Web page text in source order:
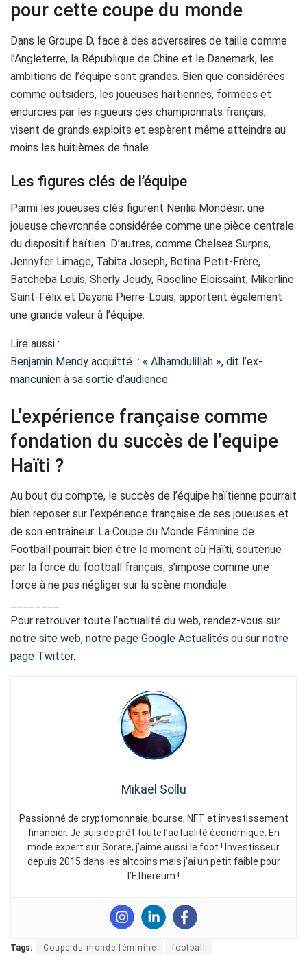
pour cette coupe du monde
Dans le Groupe D, face à des adversaires de taille comme
l’Angleterre, la République de Chine et le Danemark, les
ambitions de l’équipe sont grandes. Bien que considérées
comme outsiders, les joueuses haïtiennes, formées et
endurcies par les rigueurs des championnats français,
visent de grands exploits et espèrent même atteindre au
moins les huitièmes de finale.
Les figures clés de l’équipe
Parmi les joueuses clés figurent Nerilia Mondésir, une
joueuse chevronnée considérée comme une pièce centrale
du dispositif haïtien. D’autres, comme Chelsea Surpris,
Jennyfer Limage, Tabita Joseph, Betina Petit-Frère,
Batcheba Louis, Sherly Jeudy, Roseline Eloissaint, Mikerline
Saint-Félix et Dayana Pierre-Louis, apportent également
une grande valeur à l’équipe.
Lire aussi :
Benjamin Mendy acquitté : « Alhamdulillah », dit l’ex-
mancunien à sa sortie d’audience
L’expérience française comme
fondation du succès de l’equipe
Haïti ?
Au bout du compte, le succès de l’équipe haïtienne pourrait
bien reposer sur l’expérience française de ses joueuses et
de son entraîneur. La Coupe du Monde Féminine de
Football pourrait bien être le moment où Haïti, soutenue
par la force du football français, s’impose comme une
force à ne pas négliger sur la scène mondiale.
Pour retrouver toute l’actualité du web, rendez-vous sur
notre site web, notre page Google Actualités ou sur notre
page Twitter.
Mikael Sollu
Passionné de cryptomonnaie, bourse, NFT et investissement
financier. Je suis de prêt toute l’actualité économique. En
mode expert sur Sorare, j’aime aussi le foot ! Investisseur
depuis 2015 dans les altcoins mais j’ai un petit faible pour
l’Ethereum !
Tags: Coupe du monde féminine football